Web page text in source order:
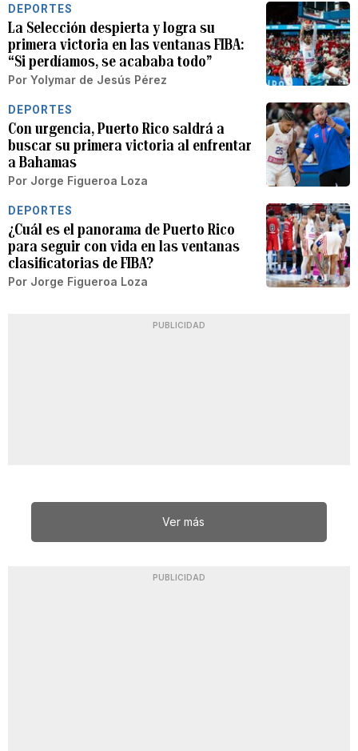
DEPORTES
La Selección despierta y logra su
primera victoria en las ventanas FIBA:
“Si perdíamos, se acababa todo”
Por Yolymar de Jesús Pérez
DEPORTES
Con urgencia, Puerto Rico saldrá a
buscar su primera victoria al enfrentar
a Bahamas
Por Jorge Figueroa Loza
DEPORTES
¿Cuál es el panorama de Puerto Rico
para seguir con vida en las ventanas
clasificatorias de FIBA?
Por Jorge Figueroa Loza
PUBLICIDAD
Ver más
PUBLICIDAD